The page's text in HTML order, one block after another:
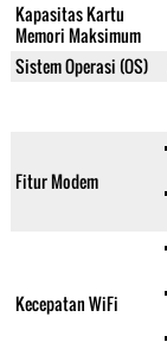
Kapasitas Kartu
Memori Maksimum
Sistem Operasi (OS)
Fitur Modem
Kecepatan WiFi